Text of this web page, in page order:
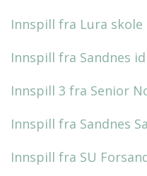
Innspill fra Lura skole
Innspill fra Sandnes
Innspill 3 fra Senior
Innspill fra Sandnes
Innspill fra SU